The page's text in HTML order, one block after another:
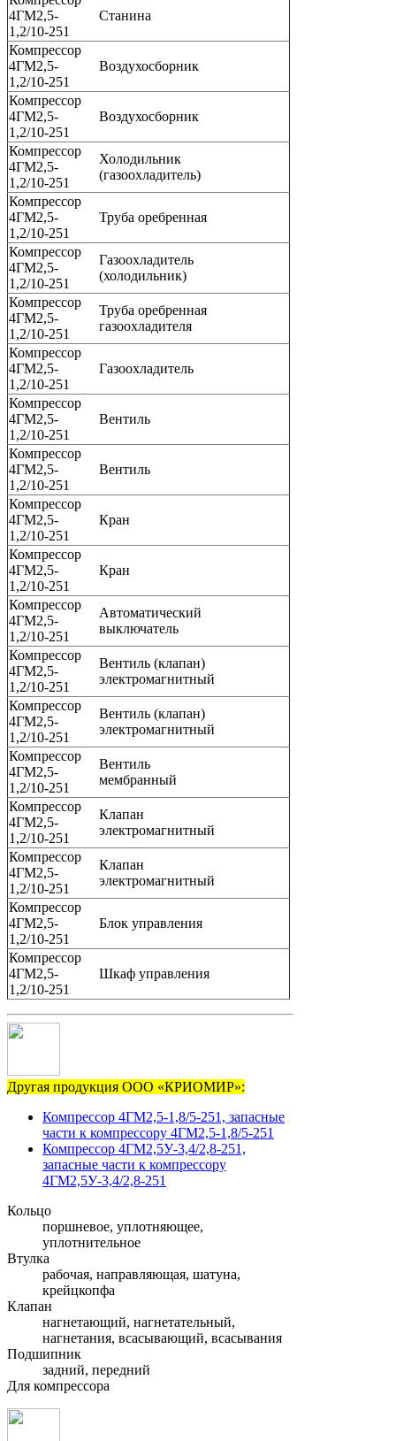
4ГМ2,5-
1,2/10-251
Станина
Компрессор
4ГМ2,5-
1,2/10-251
Воздухосборник
Компрессор
4ГМ2,5-
1,2/10-251
Воздухосборник
Компрессор
4ГМ2,5-
1,2/10-251
Холодильник
(газоохладитель)
Компрессор
4ГМ2,5-
1,2/10-251
Труба оребренная
Компрессор
4ГМ2,5-
1,2/10-251
Газоохладитель
(холодильник)
Компрессор
4ГМ2,5-
1,2/10-251
Труба оребренная
газоохладителя
Компрессор
4ГМ2,5-
1,2/10-251
Газоохладитель
Компрессор
4ГМ2,5-
1,2/10-251
Вентиль
Компрессор
4ГМ2,5-
1,2/10-251
Вентиль
Компрессор
4ГМ2,5-
1,2/10-251
Кран
Компрессор
4ГМ2,5-
1,2/10-251
Кран
Компрессор
4ГМ2,5-
1,2/10-251
Автоматический
выключатель
Компрессор
4ГМ2,5-
1,2/10-251
Вентиль (клапан)
электромагнитный
Компрессор
4ГМ2,5-
1,2/10-251
Вентиль (клапан)
электромагнитный
Компрессор
4ГМ2,5-
1,2/10-251
Вентиль
мембранный
Компрессор
4ГМ2,5-
1,2/10-251
Клапан
электромагнитный
Компрессор
4ГМ2,5-
1,2/10-251
Клапан
электромагнитный
Компрессор
4ГМ2,5-
1,2/10-251
Блок управления
Компрессор
4ГМ2,5-
1,2/10-251
Шкаф управления
Другая продукция ООО «КРИОМИР»:
Компрессор 4ГМ2,5-1,8/5-251, запасные
части к компрессору 4ГМ2,5-1,8/5-251
Компрессор 4ГМ2,5У-3,4/2,8-251,
запасные части к компрессору
4ГМ2,5У-3,4/2,8-251
Кольцо
поршневое, уплотняющее,
уплотнительное
Втулка
рабочая, направляющая, шатуна,
крейцкопфа
Клапан
нагнетающий, нагнетательный,
нагнетания, всасывающий, всасывания
Подшипник
задний, передний
Для компрессора